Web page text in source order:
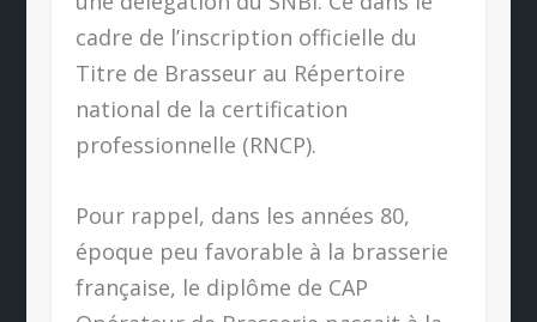
cadre de l’inscription officielle du
Titre de Brasseur au Répertoire
national de la certification
professionnelle (RNCP).
Pour rappel, dans les années 80,
époque peu favorable à la brasserie
française, le diplôme de CAP